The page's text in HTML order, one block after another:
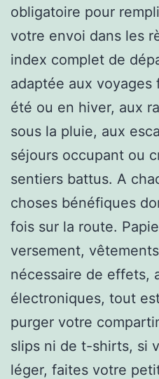
obligatoire pour
votre envoi dans les
index complet de
adaptée aux voyages
été ou en hiver, aux
sous la pluie, aux
séjours occupant ou
sentiers battus. A
choses bénéfiques
fois sur la route.
versement,
nécessaire de effets,
électroniques, tout
purger votre
slips ni de t-shirts, si
léger, faites votre